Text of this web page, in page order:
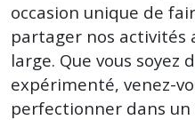
occasion unique de
partager nos activités
large. Que vous soyez
expérimenté, venez-
perfectionner dans